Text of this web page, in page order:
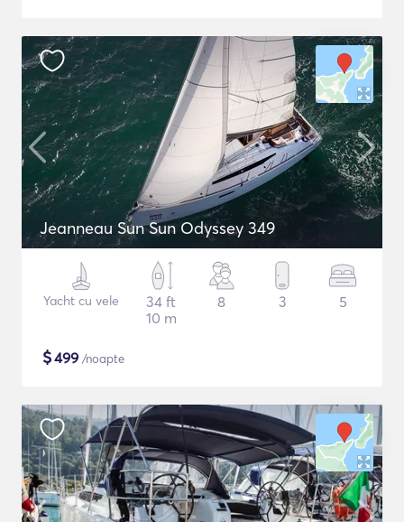
Jeanneau Sun Sun Odyssey 349
Yacht cu vele
34 ft
10 m
8 3 5
$499 /noapte